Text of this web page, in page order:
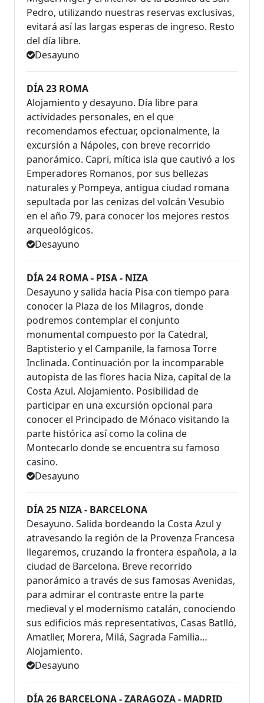
Pedro, utilizando nuestras reservas exclusivas,
evitará así las largas esperas de ingreso. Resto
del día libre.
Desayuno
DÍA 23 ROMA
Alojamiento y desayuno. Día libre para
actividades personales, en el que
recomendamos efectuar, opcionalmente, la
excursión a Nápoles, con breve recorrido
panorámico. Capri, mítica isla que cautivó a los
Emperadores Romanos, por sus bellezas
naturales y Pompeya, antigua ciudad romana
sepultada por las cenizas del volcán Vesubio
en el año 79, para conocer los mejores restos
arqueológicos.
Desayuno
DÍA 24 ROMA - PISA - NIZA
Desayuno y salida hacia Pisa con tiempo para
conocer la Plaza de los Milagros, donde
podremos contemplar el conjunto
monumental compuesto por la Catedral,
Baptisterio y el Campanile, la famosa Torre
Inclinada. Continuación por la incomparable
autopista de las flores hacia Niza, capital de la
Costa Azul. Alojamiento. Posibilidad de
participar en una excursión opcional para
conocer el Principado de Mónaco visitando la
parte histórica así como la colina de
Montecarlo donde se encuentra su famoso
casino.
Desayuno
DÍA 25 NIZA - BARCELONA
Desayuno. Salida bordeando la Costa Azul y
atravesando la región de la Provenza Francesa
llegaremos, cruzando la frontera española, a la
ciudad de Barcelona. Breve recorrido
panorámico a través de sus famosas Avenidas,
para admirar el contraste entre la parte
medieval y el modernismo catalán, conociendo
sus edificios más representativos, Casas Batlló,
Amatller, Morera, Milá, Sagrada Familia…
Alojamiento.
Desayuno
DÍA 26 BARCELONA - ZARAGOZA - MADRID